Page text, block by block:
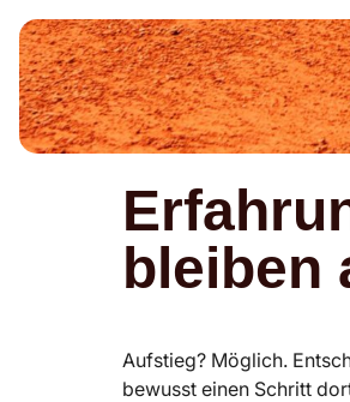
bleiben
Aufstieg? Möglich.
bewusst einen Schritt